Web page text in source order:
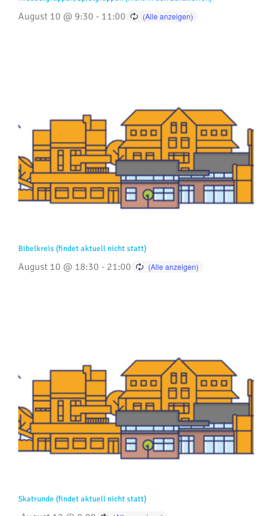
August 10 @ 9:30 - 11:00
Bibelkreis (findet aktuell nicht statt)
August 10 @ 18:30 - 21:00
Skatrunde (findet aktuell nicht statt)